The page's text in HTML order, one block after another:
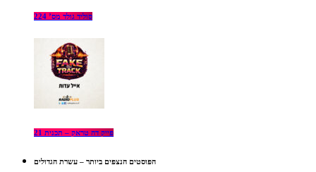
סוליד גולד מס’ 224
פייק דה טראק – תכנית 21
הפוסטים הנצפים ביותר – עשרת הגדולים